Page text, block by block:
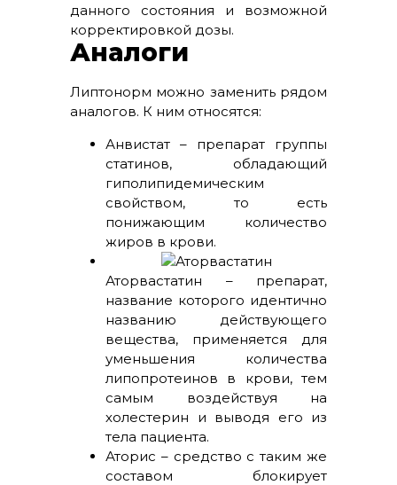
данного состояния и возможной
корректировкой дозы.
Аналоги
Липтонорм можно заменить рядом
аналогов. К ним относятся:
Анвистат – препарат группы
статинов, обладающий
гиполипидемическим
свойством, то есть
понижающим количество
жиров в крови.
Аторвастатин – препарат,
название которого идентично
названию действующего
вещества, применяется для
уменьшения количества
липопротеинов в крови, тем
самым воздействуя на
холестерин и выводя его из
тела пациента.
Аторис – средство с таким же
составом блокирует